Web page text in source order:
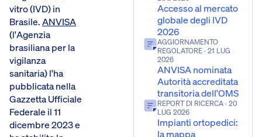
vitro (IVD) in
Brasile.ANVISA
(l'Agenzia
brasiliana per la
vigilanza
sanitaria) l'ha
pubblicata nella
Gazzetta Ufficiale
Federale il 11
dicembre 2023 e
Accesso al mercato
globale degli IVD
2026
AGGIORNAMENTO
REGOLATORE· 21 LUG
2026
ANVISA nominata
Autorità accreditata
transitoria dell'OMS
REPORT DI RICERCA· 20
LUG 2026
Impianti ortopedici:
la mappa